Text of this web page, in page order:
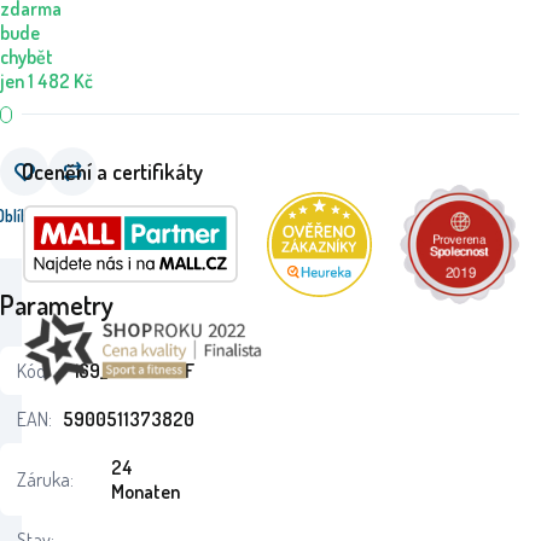
zdarma
bude
chybět
jen1 482 Kč
Porovnat
Parametry
Kód:
i69_37382TRF
EAN: 5900511373820
Záruka:
24
Monaten
Ocenění a certifikáty